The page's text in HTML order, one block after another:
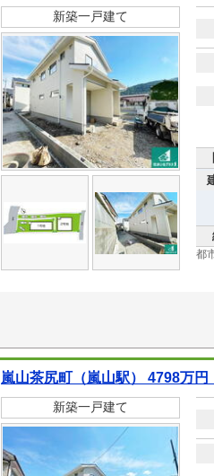
新築一戸建て
都
嵐山茶尻町（嵐山駅） 4798万円
新築一戸建て